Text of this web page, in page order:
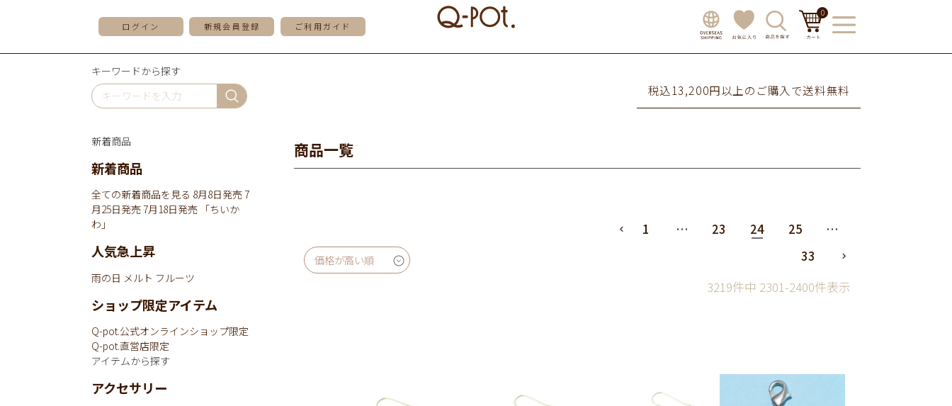
ログイン 新規会員登録 ご利用ガイド
0
キーワードから探す
税込13,200円以上のご購入で送料無料
商品一覧
価格が高い順
3219件中 2301 -2400件表示
1 … 23 24 25
…
33
新着商品
新着商品
全ての新着商品を見る 8月8日発売7
月25日発売7月18日発売 「ちいか
わ」
人気急上昇
雨の日 メルト フルーツ
ショップ限定アイテム
Q-pot.公式オンラインショップ限定
Q-pot.直営店限定
アイテムから探す
アクセサリー